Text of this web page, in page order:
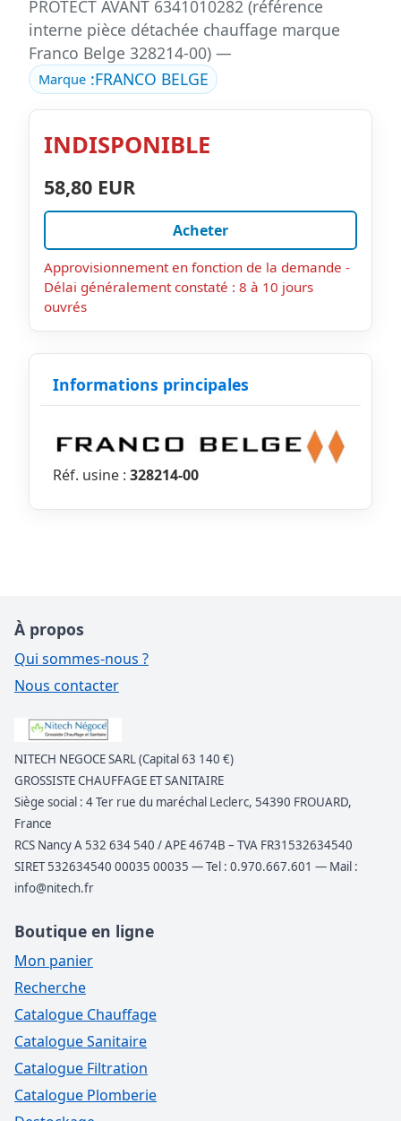
PROTECT AVANT 6341010282 (référence
interne pièce détachée chauffage marque
Franco Belge 328214-00) —
Marque:FRANCO BELGE
INDISPONIBLE
58,80 EUR
Acheter
Approvisionnement en fonction de la demande -
Délai généralement constaté : 8 à 10 jours
ouvrés
Informations principales
Réf. usine : 328214-00
À propos
Qui sommes-nous ?
Nous contacter
NITECH NEGOCE SARL (Capital 63 140 €)
GROSSISTE CHAUFFAGE ET SANITAIRE
Siège social : 4 Ter rue du maréchal Leclerc, 54390 FROUARD,
France
RCS Nancy A 532 634 540 / APE 4674B – TVA FR31532634540
SIRET 532634540 00035 00035 — Tel : 0.970.667.601 — Mail :
info@nitech.fr
Boutique en ligne
Mon panier
Recherche
Catalogue Chauffage
Catalogue Sanitaire
Catalogue Filtration
Catalogue Plomberie